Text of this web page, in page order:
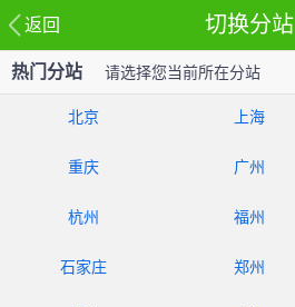
返回 切换分站
热门分站 请选择您当前所在分站
北京 上海
重庆 广州
杭州 福州
石家庄 郑州